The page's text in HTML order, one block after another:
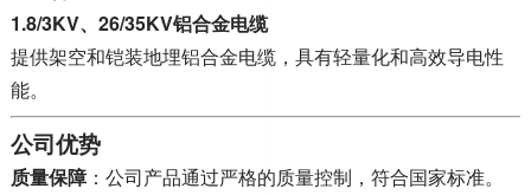
1.8/3KV、26/35KV铝合金电缆
提供架空和铠装地埋铝合金电缆，具有轻量化和高效导电性
能。
公司优势
质量保障：公司产品通过严格的质量控制，符合国家标准。